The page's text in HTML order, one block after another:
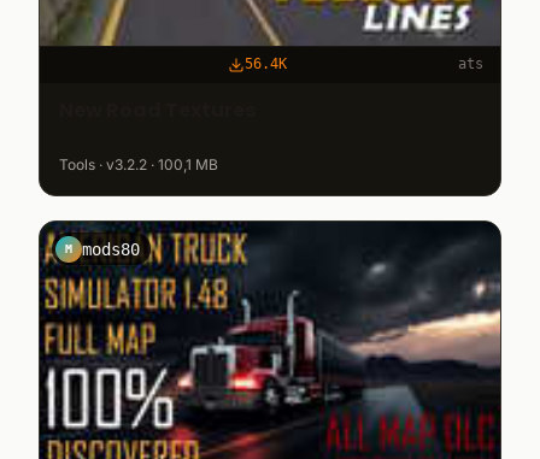
56.4K ats
Tools · v3.2.2 · 100,1 MB
M mods80